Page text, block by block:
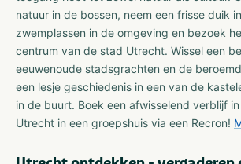
natuur in de bossen, neem een frisse duik
zwemplassen in de omgeving en bezoek
centrum van de stad Utrecht. Wissel een
eeuwenoude stadsgrachten en de
een lesje geschiedenis in een van de
in de buurt. Boek een afwisselend verblijf
Utrecht in een groepshuis via een Recron!